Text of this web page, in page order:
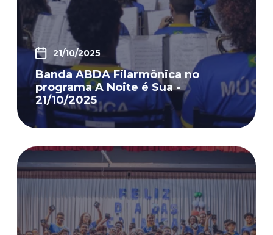
21/10/2025
Banda ABDA Filarmônica no
programa A Noite é Sua -
21/10/2025